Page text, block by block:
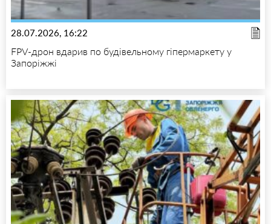
28.07.2026, 16:22
FPV-дрон вдарив по будівельному гіпермаркету у
Запоріжжі